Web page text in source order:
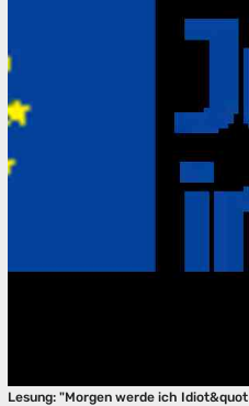
Lesung: "Morgen werde ich Idiot&quot